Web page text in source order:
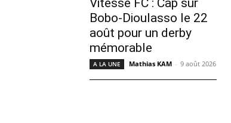
Vitesse FC : Cap sur
Bobo-Dioulasso le 22
août pour un derby
mémorable
A LA UNE Mathias KAM - 9 août 2026